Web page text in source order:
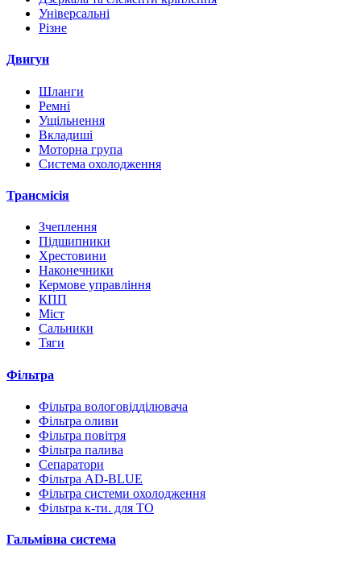
Універсальні
Різне
Двигун
Шланги
Ремні
Ущільнення
Вкладиші
Моторна група
Система охолодження
Трансмісія
Зчеплення
Підшипники
Хрестовини
Наконечники
Кермове управління
КПП
Міст
Сальники
Тяги
Фільтра
Фільтра вологовідділювача
Фільтра оливи
Фільтра повітря
Фільтра палива
Сепаратори
Фільтра AD-BLUE
Фільтра системи охолодження
Фільтра к-ти. для ТО
Гальмівна система